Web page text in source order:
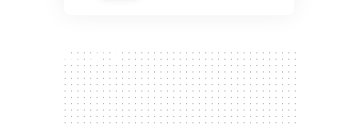
300 x 250